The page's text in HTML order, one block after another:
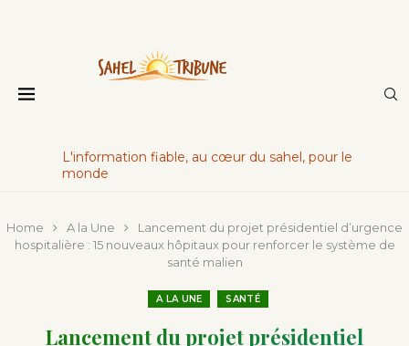
L'information fiable, au cœur du sahel, pour le
monde
Home A la Une
Lancement du projet présidentiel d’urgence
hospitalière : 15 nouveaux hôpitaux pour renforcer le système de
santé malien
A LA UNE SANTÉ
Lancement du projet présidentiel